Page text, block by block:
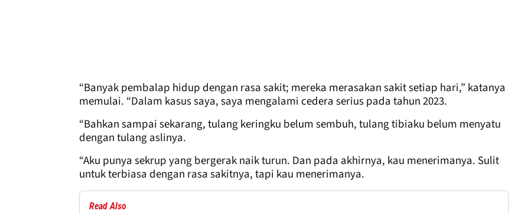
“Banyak pembalap hidup dengan rasa sakit; mereka merasakan sakit setiap hari,” katanya
memulai. “Dalam kasus saya, saya mengalami cedera serius pada tahun 2023.
“Bahkan sampai sekarang, tulang keringku belum sembuh, tulang tibiaku belum menyatu
dengan tulang aslinya.
“Aku punya sekrup yang bergerak naik turun. Dan pada akhirnya, kau menerimanya. Sulit
untuk terbiasa dengan rasa sakitnya, tapi kau menerimanya.
Read Also